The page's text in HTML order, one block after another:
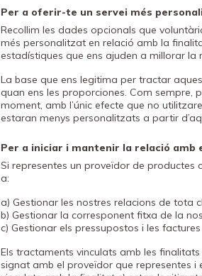
Per a oferir-te un servei més
Recollim les dades opcionals que
més personalitzat en relació amb la
estadístiques que ens ajuden a millorar la
La base que ens legitima per tractar
quan ens les proporciones. Com sempre,
moment, amb l’únic efecte que no
estaran menys personalitzats a partir
Per a iniciar i mantenir la relació amb
Si representes un proveïdor de productes
a:
a) Gestionar les nostres relacions de tota
b) Gestionar la corresponent fitxa de la
c) Gestionar els pressupostos i les
Els tractaments vinculats amb les
signat amb el proveïdor que representes